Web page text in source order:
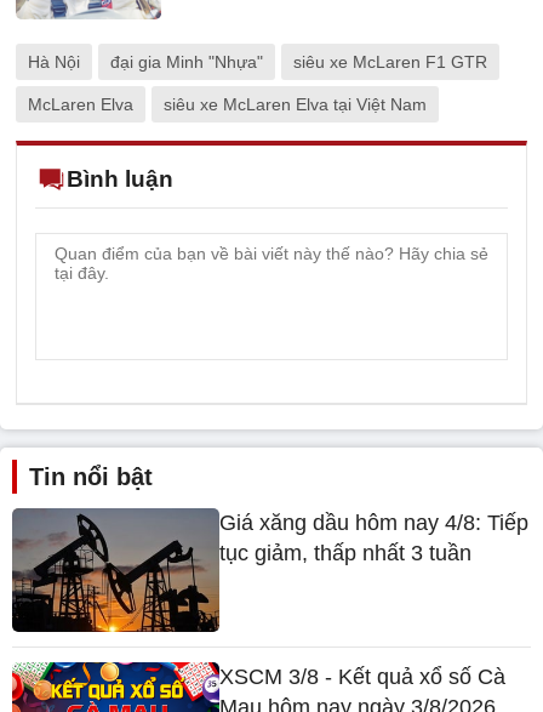
Hà Nội đại gia Minh "Nhựa" siêu xe McLaren F1 GTR
McLaren Elva siêu xe McLaren Elva tại Việt Nam
Bình luận
Tin nổi bật
Giá xăng dầu hôm nay 4/8: Tiếp
tục giảm, thấp nhất 3 tuần
XSCM 3/8 - Kết quả xổ số Cà